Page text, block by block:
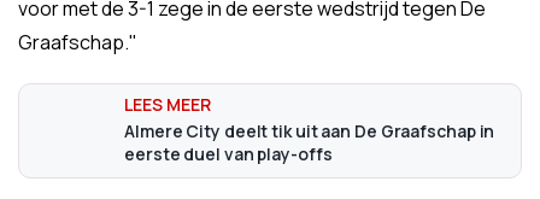
voor met de 3-1 zege in de eerste wedstrijd tegen De
Graafschap."
Almere City deelt tik uit aan De Graafschap in
eerste duel van play-offs